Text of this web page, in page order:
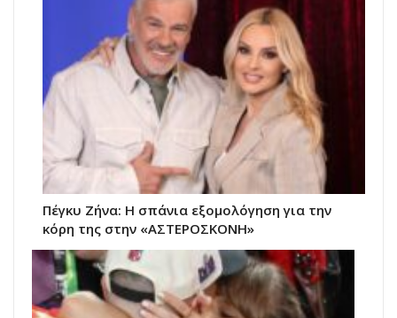
Πέγκυ Ζήνα: Η σπάνια εξομολόγηση για την
κόρη της στην «ΑΣΤΕΡΟΣΚΟΝΗ»